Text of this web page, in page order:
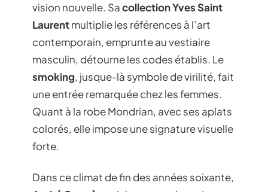
vision nouvelle. Sacollection Yves Saint
Laurentmultiplie les références à l’art
contemporain, emprunte au vestiaire
masculin, détourne les codes établis. Le
smoking, jusque-là symbole de virilité, fait
une entrée remarquée chez les femmes.
Quant à la robe Mondrian, avec ses aplats
colorés, elle impose une signature visuelle
forte.
Dans ce climat de fin des années soixante,